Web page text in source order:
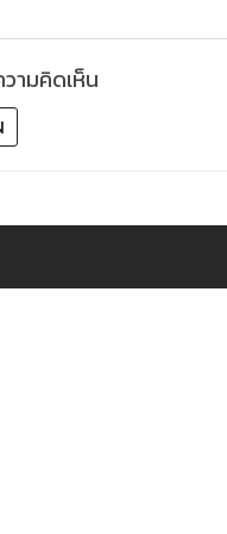
ามคิดเห็น